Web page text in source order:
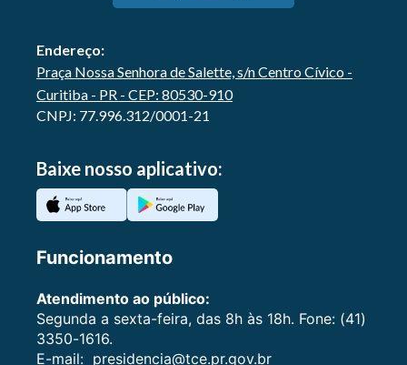
Endereço:
Praça Nossa Senhora de Salette, s/n Centro Cívico -
Curitiba - PR - CEP: 80530-910
CNPJ: 77.996.312/0001-21
Baixe nosso aplicativo:
Funcionamento
Atendimento ao público:
Segunda a sexta-feira, das 8h às 18h. Fone: (41)
3350-1616.
E-mail: presidencia@tce.pr.gov.br